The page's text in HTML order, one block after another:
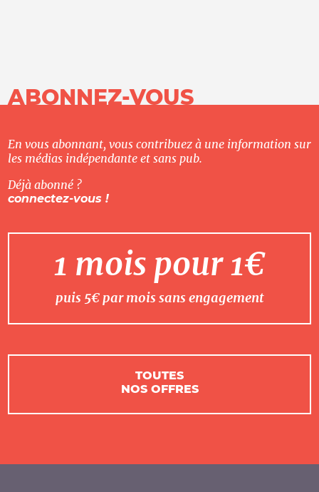
ABONNEZ-VOUS
En vous abonnant, vous contribuez à une information sur
les médias indépendante et sans pub.
Déjà abonné ?
connectez-vous !
1 mois pour 1€
puis 5€ par mois sans engagement
TOUTES
NOS OFFRES